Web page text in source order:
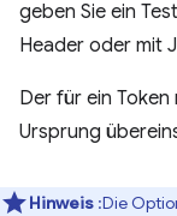
geben Sie ein
Header oder mit
Der für ein
Ursprung
Hinweis :Die